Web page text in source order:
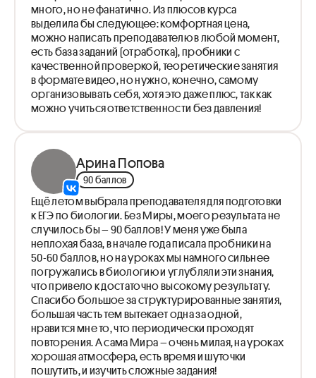
(мартовский)
Кодоминирование. Задачи с черепаховым окрасом.
Наследование групп крови. Решение задач.
Клуб высокобалльников
Цепи питания. Экологическая пирамида и виды
экосистем. Биоценоз, биогеоценоз
Прокачка по эволюции: решение задач + повторение
теории
Сукцессия. Биосфера. Биомы
Селекция и Биотехнология
Клуб высокобалльников
Экология
Практика. Экология
Решаем задания, которые могут попасться на ЕГЭ и
обсуждаем экзамен
много, но не фанатично. Из плюсов курса
выделила бы следующее: комфортная цена,
можно написать преподавателю в любой момент,
есть база заданий (отработка), пробники с
качественной проверкой, теоретические занятия
в формате видео, но нужно, конечно, самому
организовывать себя, хотя это даже плюс, так как
можно учиться ответственности без давления!
Арина Попова
90 баллов
Ещё летом выбрала преподавателя для подготовки
к ЕГЭ по биологии. Без Миры, моего результата не
случилось бы – 90 баллов! У меня уже была
неплохая база, в начале года писала пробники на
50-60 баллов, но на уроках мы намного сильнее
погружались в биологию и углубляли эти знания,
что привело к достаточно высокому результату.
Спасибо большое за структурированные занятия,
большая часть тем вытекает одна за одной,
нравится мне то, что периодически проходят
повторения. А сама Мира – очень милая, на уроках
хорошая атмосфера, есть время и шуточки
пошутить, и изучить сложные задания!